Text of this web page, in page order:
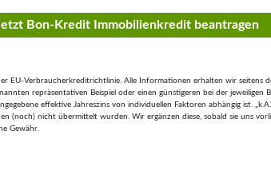
Bon-Kredit Immobilienkredit beantragen
EU-Verbraucherkreditrichtlinie. Alle Informationen erhalten wir seitens
repräsentativen Beispiel oder einen günstigeren bei der jeweiligen
effektive Jahreszins von individuellen Faktoren abhängig ist.
(noch) nicht übermittelt wurden. Wir ergänzen diese, sobald sie uns
Gewähr.